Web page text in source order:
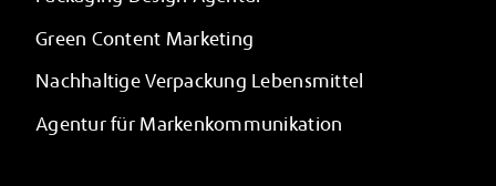
Green Content Marketing
Nachhaltige Verpackung Lebensmittel
Agentur für Markenkommunikation